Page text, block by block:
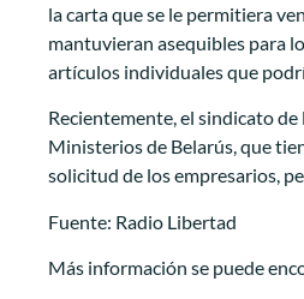
la carta que se le permitiera
mantuvieran asequibles para
artículos individuales que
Recientemente, el sindicato
Ministerios de Belarús, que
solicitud de los empresarios,
Fuente: Radio Libertad
Más información se puede